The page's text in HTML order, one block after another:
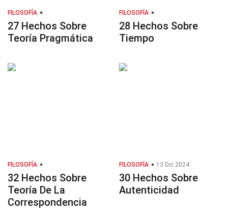
FILOSOFÍA
27 Hechos Sobre
Teoría Pragmática
FILOSOFÍA
28 Hechos Sobre
Tiempo
FILOSOFÍA
32 Hechos Sobre
Teoría De La
Correspondencia
FILOSOFÍA 13 Dic 2024
30 Hechos Sobre
Autenticidad